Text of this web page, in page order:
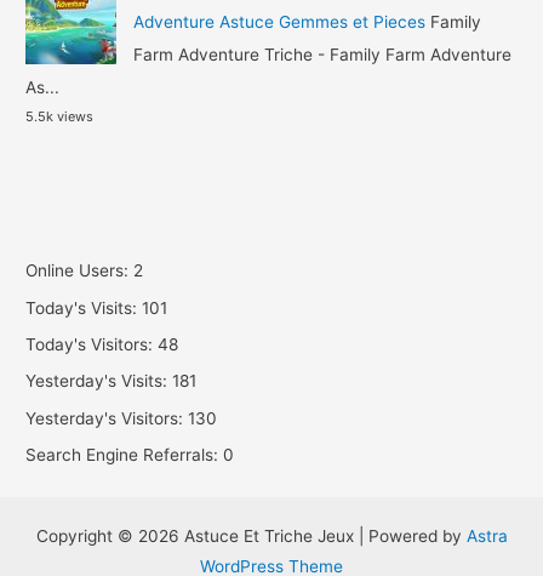
Adventure Astuce Gemmes et Pieces Family
Farm Adventure Triche - Family Farm Adventure
As...
5.5k views
Online Users: 2
Today's Visits:101
Today's Visitors:48
Yesterday's Visits:181
Yesterday's Visitors:130
Search Engine Referrals:0
Copyright © 2026 Astuce Et Triche Jeux | Powered by Astra
WordPress Theme